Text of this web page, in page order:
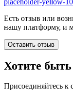
Есть отзыв или
нашу платформу, и
Оставить отзыв
Хотите
Присоединяйтесь к